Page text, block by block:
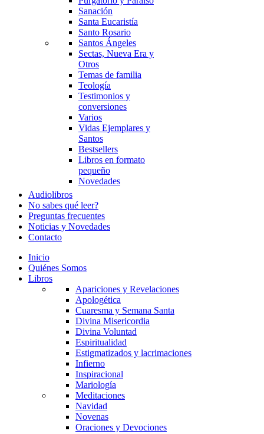
Sanación
Santa Eucaristía
Santo Rosario
Santos Ángeles
Sectas, Nueva Era y
Otros
Temas de familia
Teología
Testimonios y
conversiones
Varios
Vidas Ejemplares y
Santos
Bestsellers
Libros en formato
pequeño
Novedades
Audiolibros
No sabes qué leer?
Preguntas frecuentes
Noticias y Novedades
Contacto
Inicio
Quiénes Somos
Libros
Apariciones y Revelaciones
Apologética
Cuaresma y Semana Santa
Divina Misericordia
Divina Voluntad
Espiritualidad
Estigmatizados y lacrimaciones
Infierno
Inspiracional
Mariología
Meditaciones
Navidad
Novenas
Oraciones y Devociones